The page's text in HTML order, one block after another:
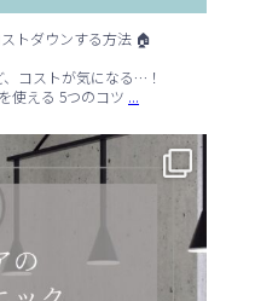
トダウンする方法 🏠
コストが気になる…！
使える 5つのコツ ...
の引き算テクニック ✨